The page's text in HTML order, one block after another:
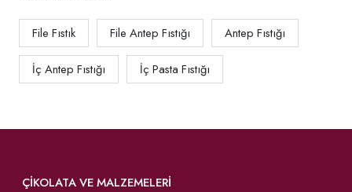
File Fıstık File Antep Fıstığı Antep Fıstığı
İç Antep Fıstığı İç Pasta Fıstığı
ÇIKOLATA VE MALZEMELERI